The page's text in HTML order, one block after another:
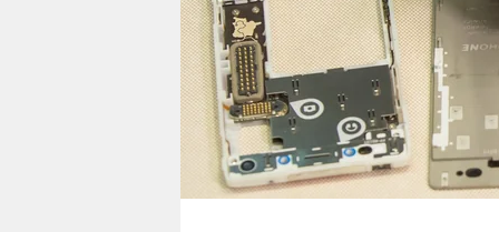
veranstaltungen
shop
fragen & hilfe
unterstützen
abo